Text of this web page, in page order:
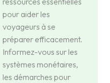
pour aider les
voyageurs à se
préparer efficacement.
Informez-vous sur les
systèmes monétaires,
les démarches pour